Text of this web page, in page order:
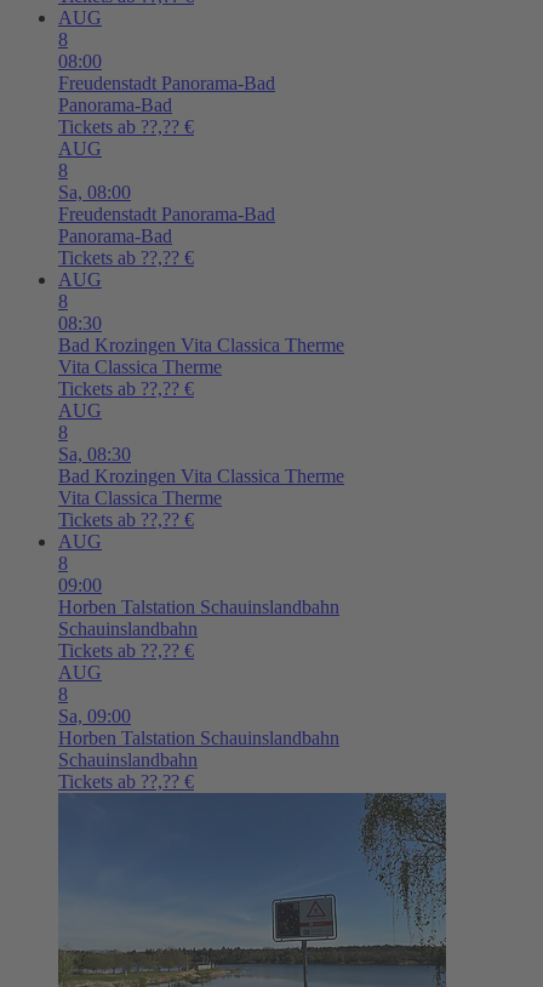
AUG
8
08:00
Freudenstadt Panorama-Bad
Panorama-Bad
Tickets ab ??,?? €
AUG
8
Sa, 08:00
Freudenstadt Panorama-Bad
Panorama-Bad
Tickets ab ??,?? €
AUG
8
08:30
Bad Krozingen Vita Classica Therme
Vita Classica Therme
Tickets ab ??,?? €
AUG
8
Sa, 08:30
Bad Krozingen Vita Classica Therme
Vita Classica Therme
Tickets ab ??,?? €
AUG
8
09:00
Horben Talstation Schauinslandbahn
Schauinslandbahn
Tickets ab ??,?? €
AUG
8
Sa, 09:00
Horben Talstation Schauinslandbahn
Schauinslandbahn
Tickets ab ??,?? €